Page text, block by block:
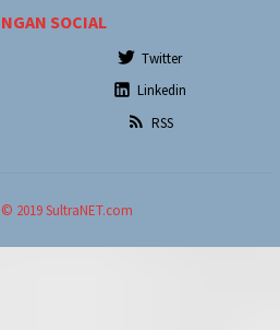
SOCIAL
Twitter
Linkedin
RSS
2019 SultraNET.com